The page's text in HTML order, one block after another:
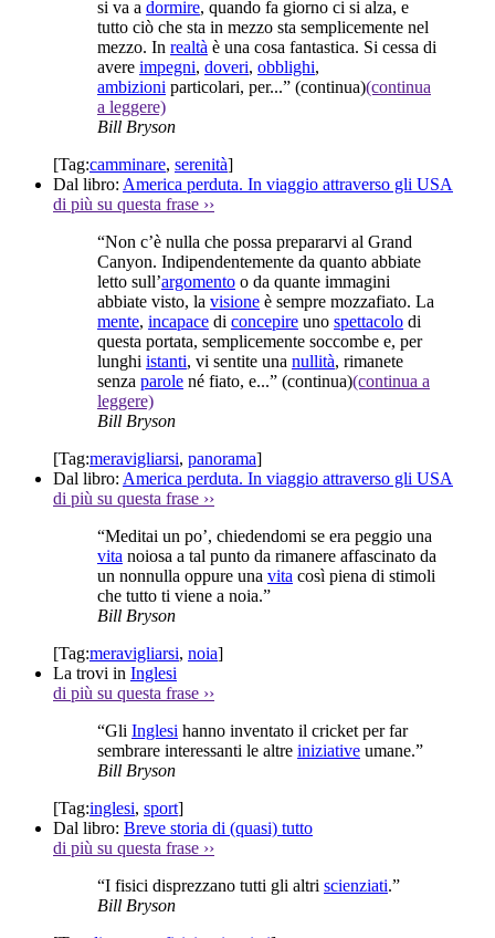
si va a dormire, quando fa giorno ci si alza, e
tutto ciò che sta in mezzo sta semplicemente nel
mezzo. In realtà è una cosa fantastica. Si cessa di
avere impegni, doveri, obblighi,
ambizioni particolari, per...” (continua)(continua
a leggere)
Bill Bryson
[Tag:camminare, serenità]
Dal libro: America perduta. In viaggio attraverso gli USA
di più su questa frase ››
“Non c’è nulla che possa prepararvi al Grand
Canyon. Indipendentemente da quanto abbiate
letto sull’argomento o da quante immagini
abbiate visto, la visione è sempre mozzafiato. La
mente, incapace di concepire uno spettacolo di
questa portata, semplicemente soccombe e, per
lunghi istanti, vi sentite una nullità, rimanete
senza parole né fiato, e...” (continua)(continua a
leggere)
Bill Bryson
[Tag:meravigliarsi, panorama]
Dal libro: America perduta. In viaggio attraverso gli USA
di più su questa frase ››
“Meditai un po’, chiedendomi se era peggio una
vita noiosa a tal punto da rimanere affascinato da
un nonnulla oppure una vita così piena di stimoli
che tutto ti viene a noia.”
Bill Bryson
[Tag:meravigliarsi, noia]
La trovi in Inglesi
di più su questa frase ››
“Gli Inglesi hanno inventato il cricket per far
sembrare interessanti le altre iniziative umane.”
Bill Bryson
[Tag:inglesi, sport]
Dal libro: Breve storia di (quasi) tutto
di più su questa frase ››
“I fisici disprezzano tutti gli altri scienziati.”
Bill Bryson